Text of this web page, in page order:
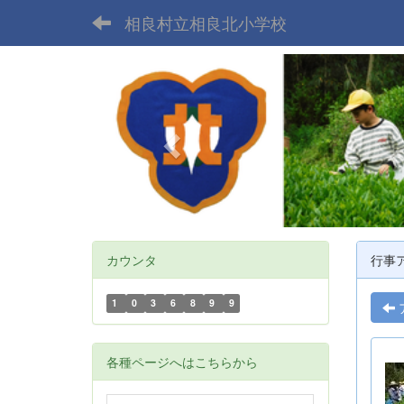
相良村立相良北小学校
p
r
e
v
i
o
u
s
行事
カウンタ
1 0 3 6 8 9 9
各種ページへはこちらから